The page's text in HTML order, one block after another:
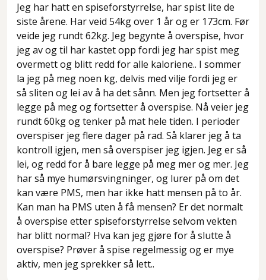
Jeg har hatt en spiseforstyrrelse, har spist lite de
siste årene. Har veid 54kg over 1 år og er 173cm. Før
veide jeg rundt 62kg. Jeg begynte å overspise, hvor
jeg av og til har kastet opp fordi jeg har spist meg
overmett og blitt redd for alle kaloriene.. I sommer
la jeg på meg noen kg, delvis med vilje fordi jeg er
så sliten og lei av å ha det sånn. Men jeg fortsetter å
legge på meg og fortsetter å overspise. Nå veier jeg
rundt 60kg og tenker på mat hele tiden. I perioder
overspiser jeg flere dager på rad. Så klarer jeg å ta
kontroll igjen, men så overspiser jeg igjen. Jeg er så
lei, og redd for å bare legge på meg mer og mer. Jeg
har så mye humørsvingninger, og lurer på om det
kan være PMS, men har ikke hatt mensen på to år.
Kan man ha PMS uten å få mensen? Er det normalt
å overspise etter spiseforstyrrelse selvom vekten
har blitt normal? Hva kan jeg gjøre for å slutte å
overspise? Prøver å spise regelmessig og er mye
aktiv, men jeg sprekker så lett..